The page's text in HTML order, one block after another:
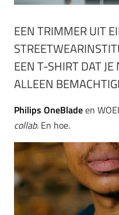
EEN TRIMMER UIT
EEN T-SHIRT DAT
ALLEEN
Philips OneBladeen
collab. En hoe.